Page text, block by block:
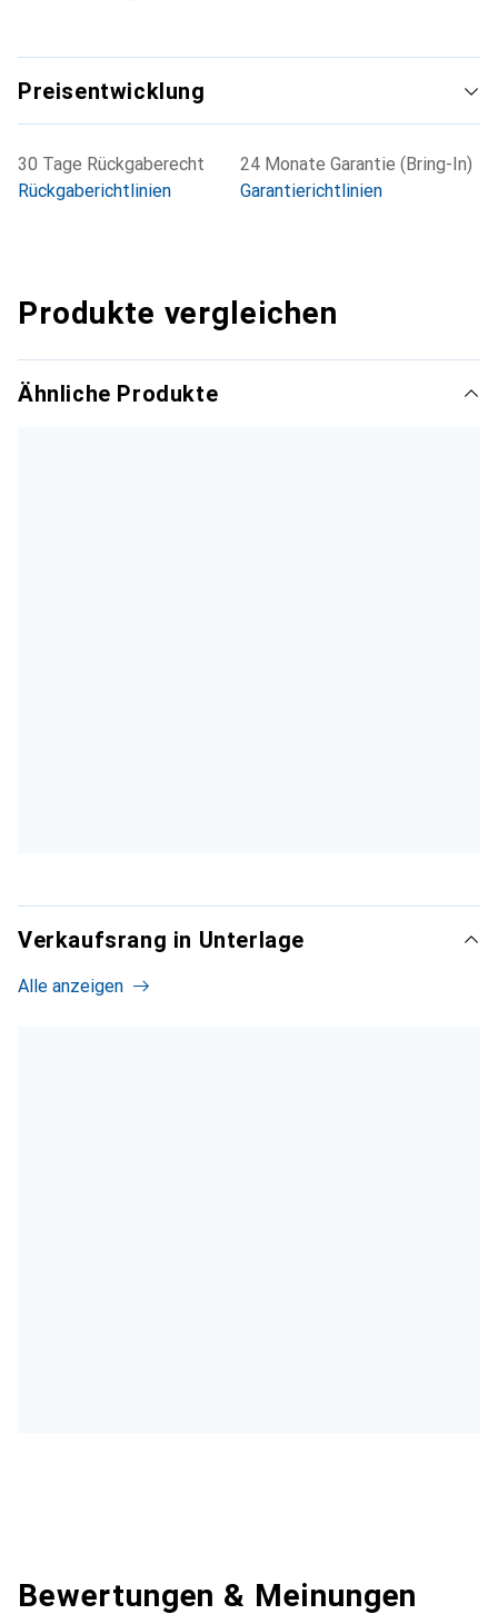
Preisentwicklung
30 Tage Rückgaberecht
Rückgaberichtlinien
24 Monate Garantie (Bring-In)
Garantierichtlinien
Produkte vergleichen
Ähnliche Produkte
Verkaufsrang in Unterlage
Alle anzeigen
Bewertungen & Meinungen